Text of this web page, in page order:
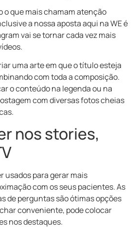
o que mais chamam atenção
a nossa aposta aqui na WE é
vai se tornar cada vez mais
uma arte em que o título esteja
com toda a composição.
o conteúdo na legenda ou na
com diversas fotos cheias
nos stories,
usados para gerar mais
com os seus pacientes. As
de perguntas são ótimas opções
conveniente, pode colocar
nos destaques.